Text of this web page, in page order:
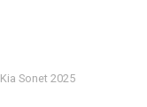
Kia Sonet 2025